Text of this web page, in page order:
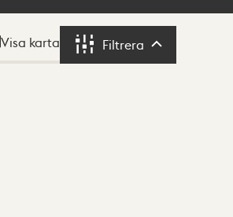
Visa karta Filtrera Filtrera